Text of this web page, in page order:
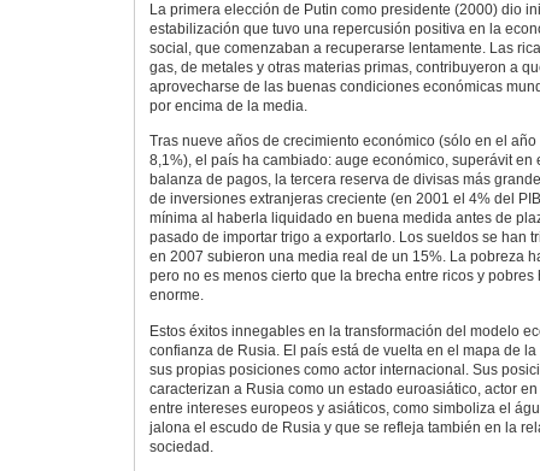
La primera elección de Putin como presidente (2000) dio
estabilización que tuvo una repercusión positiva en la
social, que comenzaban a recuperarse lentamente. Las
gas, de metales y otras materias primas, contribuyeron a
aprovecharse de las buenas condiciones económicas
por encima de la media.
Tras nueve años de crecimiento económico (sólo en el
8,1%), el país ha cambiado: auge económico, superávit en
balanza de pagos, la tercera reserva de divisas más
de inversiones extranjeras creciente (en 2001 el 4% del
mínima al haberla liquidado en buena medida antes de
pasado de importar trigo a exportarlo. Los sueldos se han
en 2007 subieron una media real de un 15%. La pobreza
pero no es menos cierto que la brecha entre ricos y
enorme.
Estos éxitos innegables en la transformación del modelo
confianza de Rusia. El país está de vuelta en el mapa de
sus propias posiciones como actor internacional. Sus
caracterizan a Rusia como un estado euroasiático, actor
entre intereses europeos y asiáticos, como simboliza el
jalona el escudo de Rusia y que se refleja también en la
sociedad.